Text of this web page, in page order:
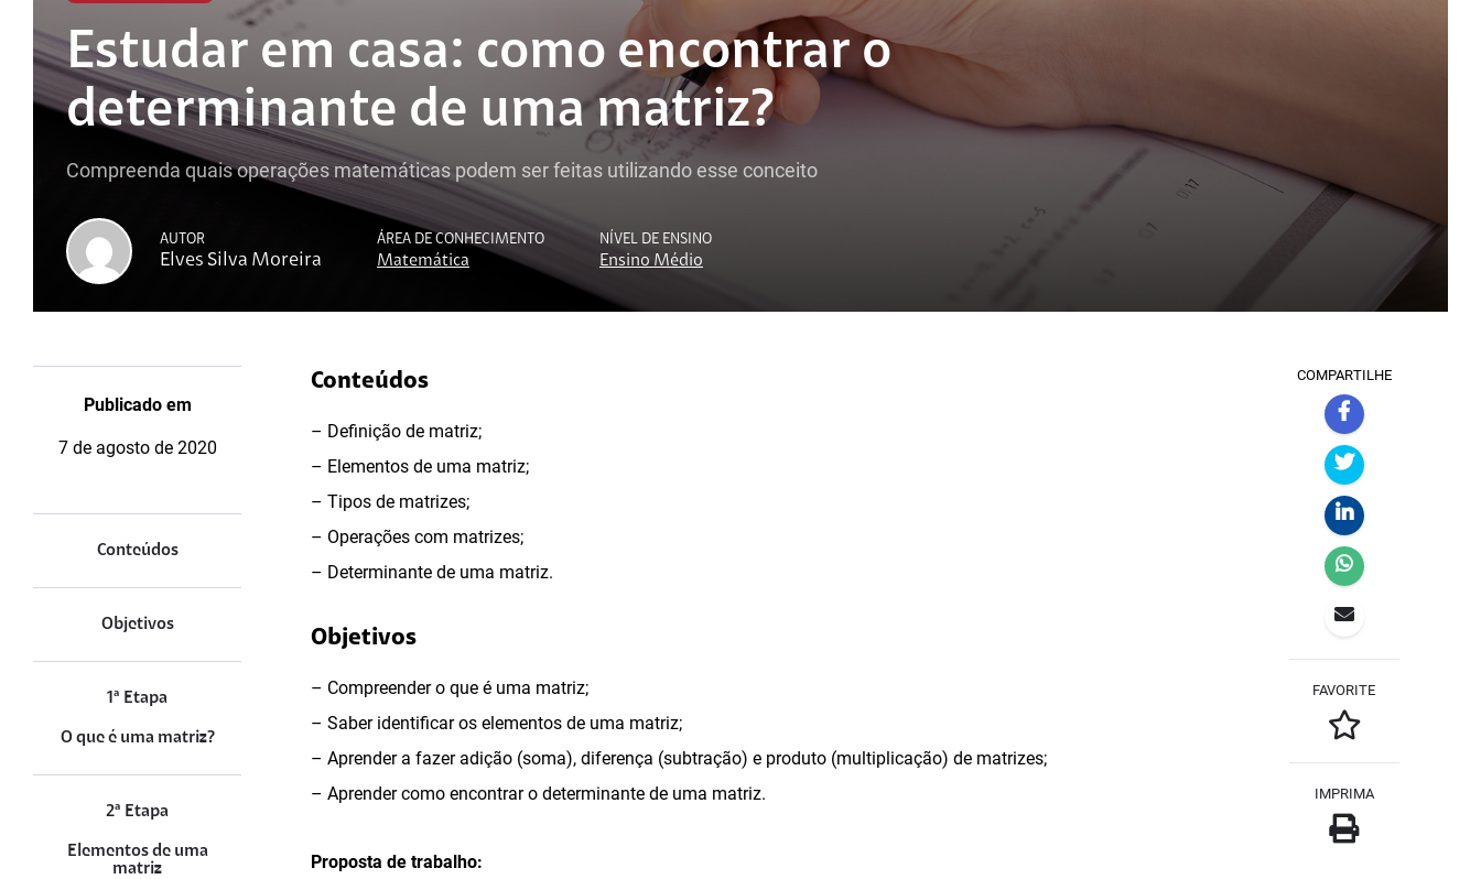
Estudar em casa: como encontrar o
determinante de uma matriz?
Compreenda quais operações matemáticas podem ser feitas utilizando esse conceito
AUTOR
Elves Silva Moreira
ÁREA DE CONHECIMENTO
Matemática
NÍVEL DE ENSINO
Ensino Médio
Publicado em
7 de agosto de 2020
Conteúdos
Objetivos
1ª Etapa
O que é uma matriz?
2ª Etapa
Elementos de uma
matriz
Conteúdos
– Definição de matriz;
– Elementos de uma matriz;
– Tipos de matrizes;
– Operações com matrizes;
– Determinante de uma matriz.
Objetivos
– Compreender o que é uma matriz;
– Saber identificar os elementos de uma matriz;
– Aprender a fazer adição (soma), diferença (subtração) e produto (multiplicação) de matrizes;
– Aprender como encontrar o determinante de uma matriz.
Proposta de trabalho:
COMPARTILHE
FAVORITE
IMPRIMA